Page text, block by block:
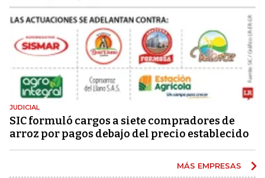
JUDICIAL
SIC formuló cargos a siete compradores de
arroz por pagos debajo del precio establecido
MÁS EMPRESAS